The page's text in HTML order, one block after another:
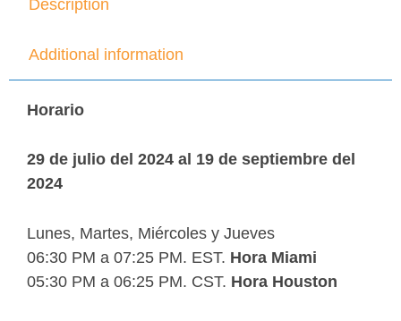
Description
Additional information
Horario
29 de julio del 2024 al 19 de septiembre del
2024
Lunes, Martes, Miércoles y Jueves
06:30 PM a 07:25 PM. EST. Hora Miami
05:30 PM a 06:25 PM. CST. Hora Houston